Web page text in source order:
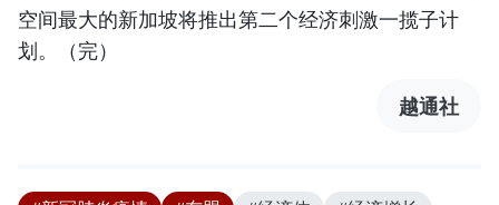
空间最大的新加坡将推出第二个经济刺激一揽子计
划。（完）
越通社